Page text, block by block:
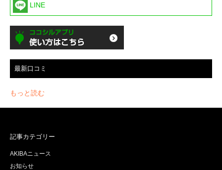
LINE
最新口コミ
もっと読む
記事カテゴリー
AKIBAニュース
お知らせ